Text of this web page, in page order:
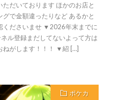
だいております ほかのお店と
で金額違ったりなど あるかと
くださいませ ▼2026年末までに
ル登録まだしてないよって方は
ねがします！！！ ▼紹 […]
ポケカ